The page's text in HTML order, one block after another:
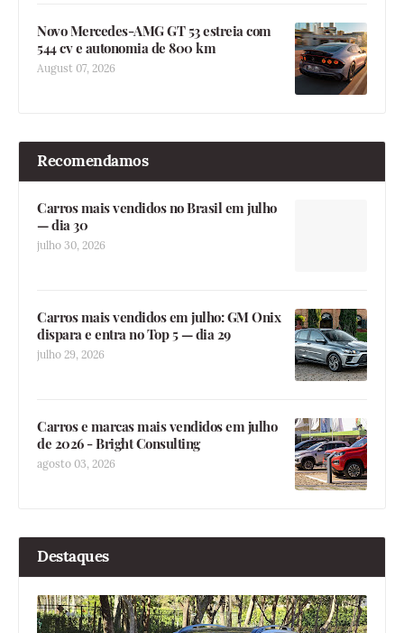
Novo Mercedes-AMG GT 53 estreia com
544 cv e autonomia de 800 km
August 07, 2026
Recomendamos
Carros mais vendidos no Brasil em julho
— dia 30
julho 30, 2026
Carros mais vendidos em julho: GM Onix
dispara e entra no Top 5 — dia 29
julho 29, 2026
Carros e marcas mais vendidos em julho
de 2026 - Bright Consulting
agosto 03, 2026
Destaques